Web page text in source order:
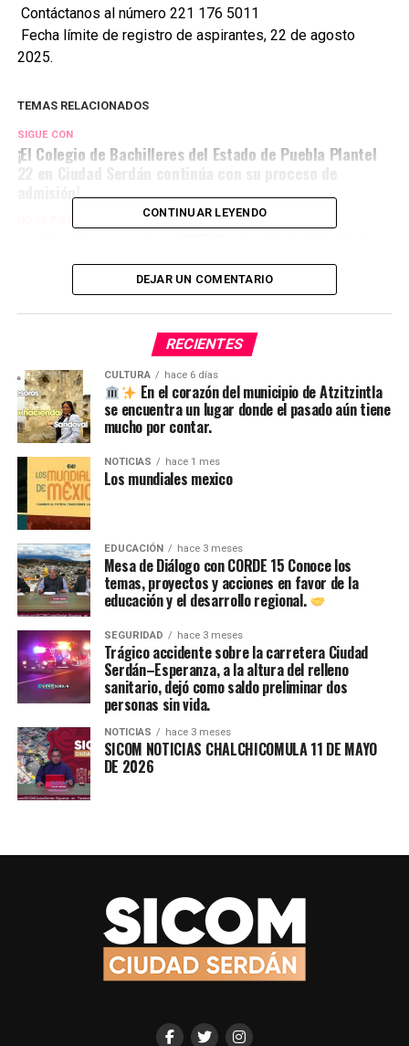
Contáctanos al número 221 176 5011
Fecha límite de registro de aspirantes, 22 de agosto
2025.
TEMAS RELACIONADOS
SIGUE CON
¡El Colegio de Bachilleres del Estado de Puebla Plantel
admisión!
CONTINUAR LEYENDO
DEJAR UN COMENTARIO
RECIENTES
CULTURA hace 6 días
En el corazón del municipio de Atzitzintla
se encuentra un lugar donde el pasado aún tiene
mucho por contar.
NOTICIAS hace 1 mes
Los mundiales mexico
EDUCACIÓN hace 3 meses
Mesa de Diálogo con CORDE 15 Conoce los
temas, proyectos y acciones en favor de la
educación y el desarrollo regional.
SEGURIDAD hace 3 meses
Trágico accidente sobre la carretera Ciudad
Serdán–Esperanza, a la altura del relleno
sanitario, dejó como saldo preliminar dos
personas sin vida.
NOTICIAS hace 3 meses
SICOM NOTICIAS CHALCHICOMULA 11 DE MAYO
DE 2026